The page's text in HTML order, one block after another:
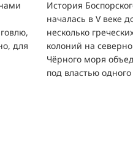
для
История
началась в V веке
несколько
колоний на
Чёрного моря
под властью